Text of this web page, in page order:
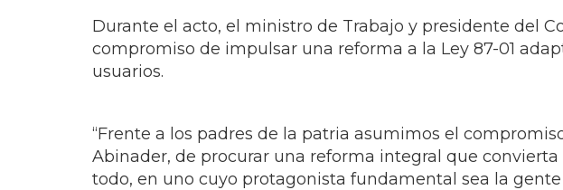
Durante el acto, el ministro de Trabajo y presidente del
compromiso de impulsar una reforma a la Ley 87-01
usuarios.
“Frente a los padres de la patria asumimos el
Abinader, de procurar una reforma integral que
todo, en uno cuyo protagonista fundamental sea la